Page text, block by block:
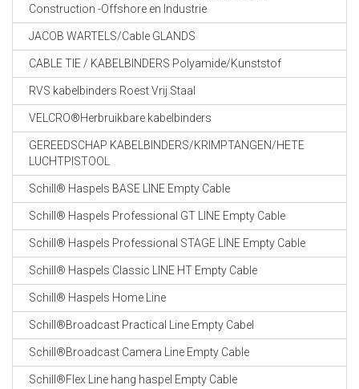
Construction -Offshore en Industrie
JACOB WARTELS/Cable GLANDS
CABLE TIE / KABELBINDERS Polyamide/Kunststof
RVS kabelbinders Roest Vrij Staal
VELCRO®Herbruikbare kabelbinders
GEREEDSCHAP KABELBINDERS/KRIMPTANGEN/HETE
LUCHTPISTOOL
Schill® Haspels BASE LINE Empty Cable
Schill® Haspels Professional GT LINE Empty Cable
Schill® Haspels Professional STAGE LINE Empty Cable
Schill® Haspels Classic LINE HT Empty Cable
Schill® Haspels Home Line
Schill®Broadcast Practical Line Empty Cabel
Schill®Broadcast Camera Line Empty Cable
Schill®Flex Line hang haspel Empty Cable